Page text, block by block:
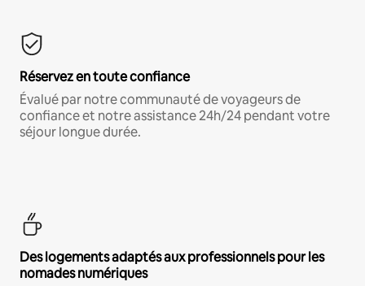
Réservez en toute confiance
Évalué par notre communauté de voyageurs de
confiance et notre assistance 24h/24 pendant votre
séjour longue durée.
Des logements adaptés aux professionnels pour les
nomades numériques